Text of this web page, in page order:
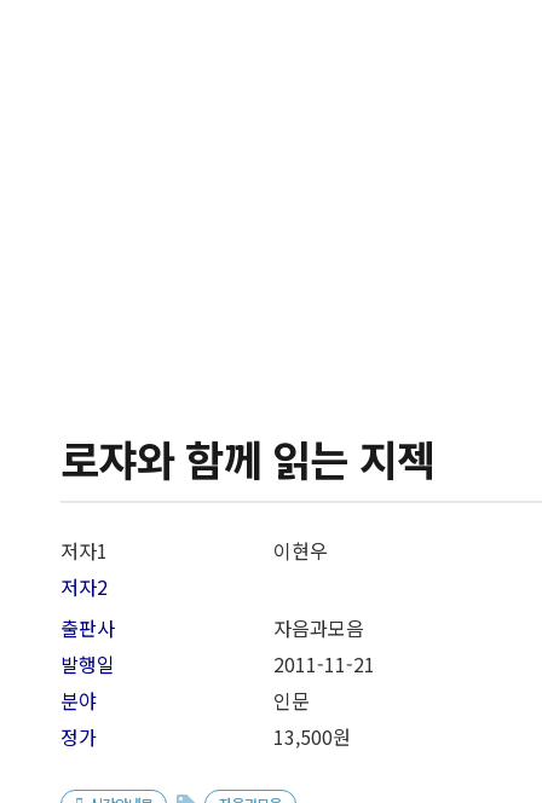
로쟈와 함께 읽는 지젝
저자1
이현우
저자2
출판사
자음과모음
발행일
2011-11-21
분야
인문
정가
13,500원